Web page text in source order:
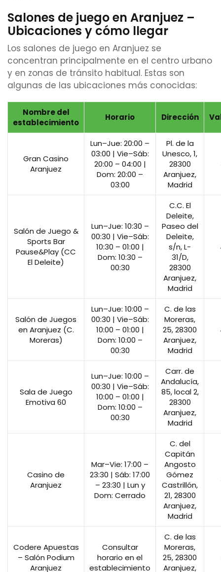
Salones de juego en Aranjuez –
Ubicaciones y cómo llegar
Los salones de juego en Aranjuez se
concentran principalmente en el centro urbano
y en zonas de tránsito habitual. Estas son
algunas de las ubicaciones más conocidas:
Nombre del
establecimiento
Horario Dirección
Gran Casino
Aranjuez
Lun–Jue: 20:00 –
03:00 | Vie–Sáb:
20:00 – 04:00 |
Dom: 20:00 –
03:00
Pl. de la
Unesco, 1,
28300
Aranjuez,
Madrid
Salón de Juego &
Sports Bar
Pause&Play (CC
El Deleite)
Lun–Jue: 10:30 –
00:30 | Vie–Sáb:
10:30 – 01:00 |
Dom: 10:30 –
00:30
C.C. El
Deleite,
Paseo del
Deleite,
s/n, L-
31/D,
28300
Aranjuez,
Madrid
Salón de Juegos
en Aranjuez (C.
Moreras)
Lun–Jue: 10:00 –
00:30 | Vie–Sáb:
10:00 – 01:00 |
Dom: 10:00 –
00:30
C. de las
Moreras,
25, 28300
Aranjuez,
Madrid
Sala de Juego
Emotiva 60
Lun–Jue: 10:00 –
00:30 | Vie–Sáb:
10:00 – 01:00 |
Dom: 10:00 –
00:30
Carr. de
Andalucía,
85, local 2,
28300
Aranjuez,
Madrid
Casino de
Aranjuez
Mar–Vie: 17:00 –
23:30 | Sáb: 17:00
– 23:30 | Lun y
Dom: Cerrado
C. del
Capitán
Angosto
Gómez
Castrillón,
21, 28300
Aranjuez,
Madrid
Codere Apuestas
– Salón Podium
Aranjuez
Consultar
horario en el
establecimiento
C. de las
Moreras,
25, 28300
Aranjuez,